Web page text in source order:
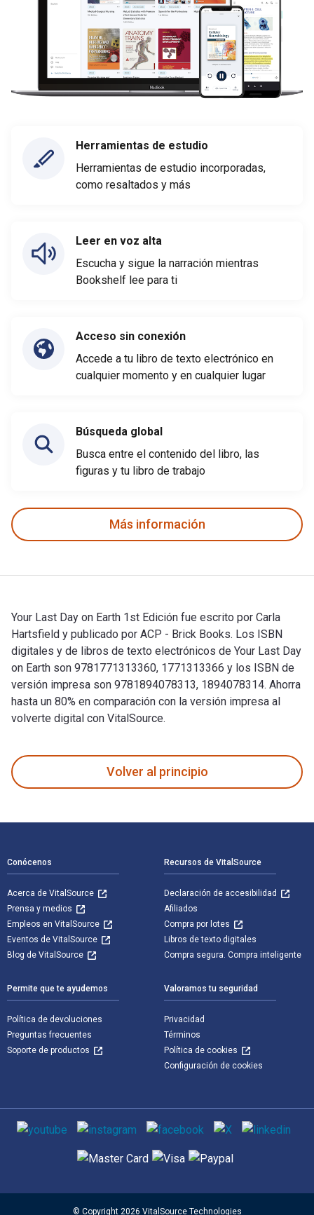
Herramientas de estudio
Herramientas de estudio incorporadas,
como resaltados y más
Leer en voz alta
Escucha y sigue la narración mientras
Bookshelf lee para ti
Acceso sin conexión
Accede a tu libro de texto electrónico en
cualquier momento y en cualquier lugar
Búsqueda global
Busca entre el contenido del libro, las
figuras y tu libro de trabajo
Más información
Your Last Day on Earth 1st Edición fue escrito por Carla
Hartsfield y publicado por ACP - Brick Books. Los ISBN
digitales y de libros de texto electrónicos de Your Last Day
on Earth son 9781771313360, 1771313366 y los ISBN de
versión impresa son 9781894078313, 1894078314. Ahorra
hasta un 80% en comparación con la versión impresa al
volverte digital con VitalSource.
Volver al principio
Conócenos
Acerca de VitalSource
Prensa y medios
Empleos en VitalSource
Eventos de VitalSource
Blog de VitalSource
Recursos de VitalSource
Declaración de accesibilidad
Afiliados
Compra por lotes
Libros de texto digitales
Compra segura. Compra inteligente
Permite que te ayudemos
Política de devoluciones
Preguntas frecuentes
Soporte de productos
Valoramos tu seguridad
Privacidad
Términos
Política de cookies
Configuración de cookies
Medios de comunicación social
Métodos de pago admitidos
© Copyright 2026 VitalSource Technologies